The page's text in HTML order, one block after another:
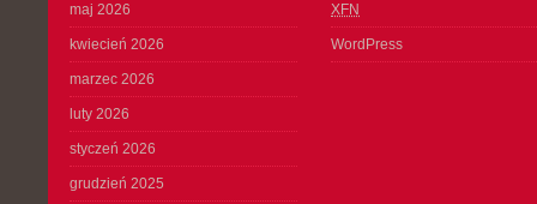
maj 2026
kwiecień 2026
marzec 2026
luty 2026
styczeń 2026
grudzień 2025
XFN
WordPress